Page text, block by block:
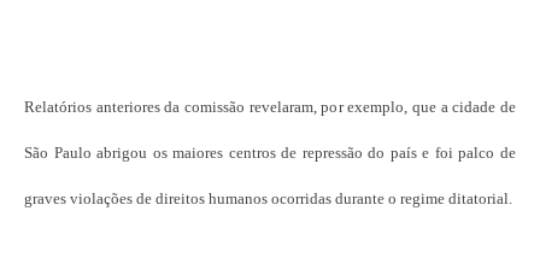
Relatórios anteriores da comissão revelaram, por exemplo, que a cidade de
São Paulo abrigou os maiores centros de repressão do país e foi palco de
graves violações de direitos humanos ocorridas durante o regime ditatorial.